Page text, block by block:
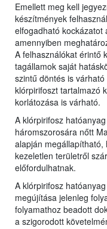
Emellett meg kell
készítmények
elfogadható kockázatot
amennyiben
A felhasználókat érintő
tagállamok saját
szintű döntés is
klórpirifoszt tartalmazó
korlátozása is várható.
A klórpirifosz
háromszorosára nőtt
alapján
kezeletlen területről
előfordulhatnak.
A klórpirifosz
megújítása jelenleg
folyamathoz beadott
a szigorodott